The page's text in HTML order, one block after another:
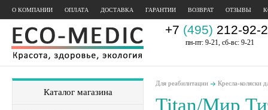
О КОМПАНИИ ОПЛАТА ДОСТАВКА ГАРАНТИИ ВОЗВРАТ ОТЗЫВЫ
+7 (495) 212-92-
пн-пт: 9-21, сб-вс: 9-21
Каталог магазина
Для реабилитации Кресла-коляски
Titan/Мир